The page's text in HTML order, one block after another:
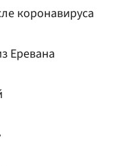
коронавируса
Еревана